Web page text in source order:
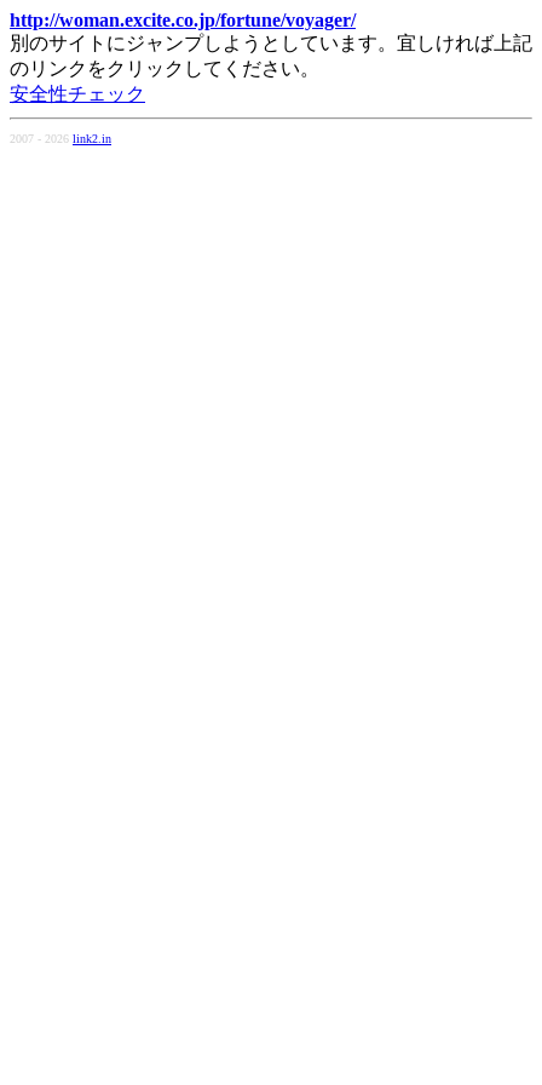
http://woman.excite.co.jp/fortune/voyager/
別のサイトにジャンプしようとしています。宜しければ上記
のリンクをクリックしてください。
安全性チェック
2007 - 2026 link2.in